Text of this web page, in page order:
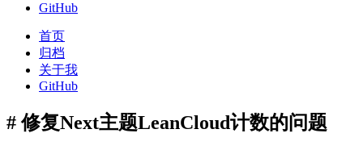
GitHub
首页
归档
关于我
GitHub
# 修复Next主题LeanCloud计数的问题